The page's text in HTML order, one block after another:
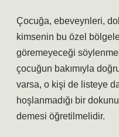
Çocuğa, ebeveynleri,
kimsenin bu özel
göremeyeceği
çocuğun bakımıyla
varsa, o kişi de listeye
hoşlanmadığı bir
demesi öğretilmelidir.